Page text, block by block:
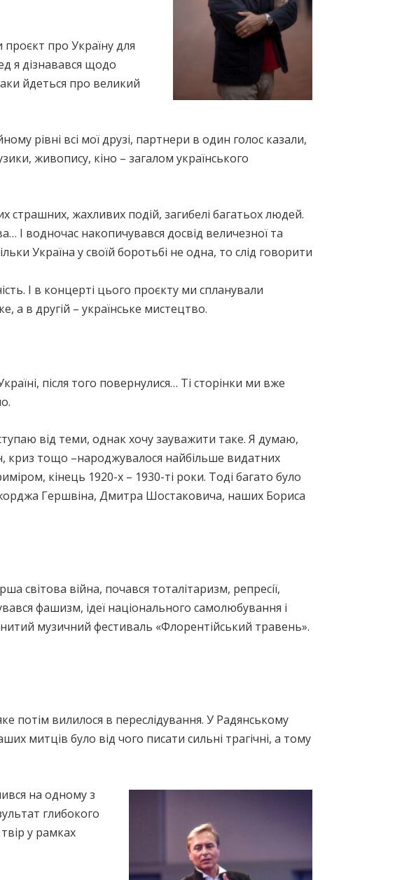
про Україну для
я дізнавався щодо
йдеться про великий
рівні всі мої друзі, партнери в один голос казали,
живопису, кіно – загалом українського
страшних, жахливих подій, загибелі багатьох людей.
І водночас накопичувався досвід величезної та
Україна у своїй боротьбі не одна, то слід говорити
І в концерті цього проєкту ми спланували
а в другій – українське мистецтво.
після того повернулися… Ті сторінки ми вже
від теми, однак хочу зауважити таке. Я думаю,
криз тощо –народжувалося найбільше видатних
кінець 1920-х – 1930-ті роки. Тоді багато було
Гершвіна, Дмитра Шостаковича, наших Бориса
світова війна, почався тоталітаризм, репресії,
фашизм, ідеї національного самолюбування і
музичний фестиваль «Флорентійський травень».
потім вилилося в переслідування. У Радянському
митців було від чого писати сильні трагічні, а тому
на одному з
глибокого
у рамках